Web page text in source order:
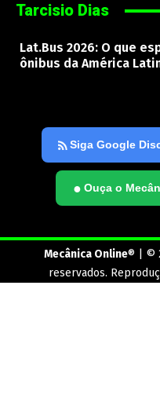
Tarcisio Dias
Lat.Bus 2026: O que
ônibus da América
Siga Google
● Ouça o
Mecânica Online® | ©
reservados.